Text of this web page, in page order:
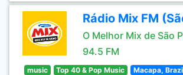
Rádio Mix FM
O Melhor Mix de São
94.5 FM
music Top 40 & Pop Music Macapa,